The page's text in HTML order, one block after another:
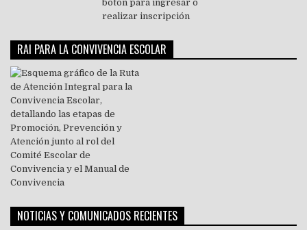
RAI PARA LA CONVIVENCIA ESCOLAR
NOTICIAS Y COMUNICADOS RECIENTES